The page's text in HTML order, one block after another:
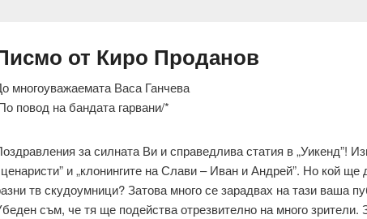
от Киро Проданов
многоуважаемата Васа Ганчева
повод на бандата гарвани/*
за силната Ви и справедлива статия в „Уикенд”!
и „клонингите на Слави – Иван и Андрей”. Но кой
тв скудоумници? Затова много се зарадвах на тази ваша
съм, че тя ще подейства отрезвително на много